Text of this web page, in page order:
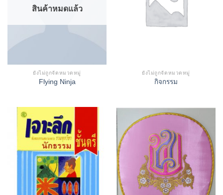
สินค้าหมดแล้ว
ยังไม่ถูกจัดหมวดหมู่
Flying Ninja
ยังไม่ถูกจัดหมวดหมู่
กิจกรรม